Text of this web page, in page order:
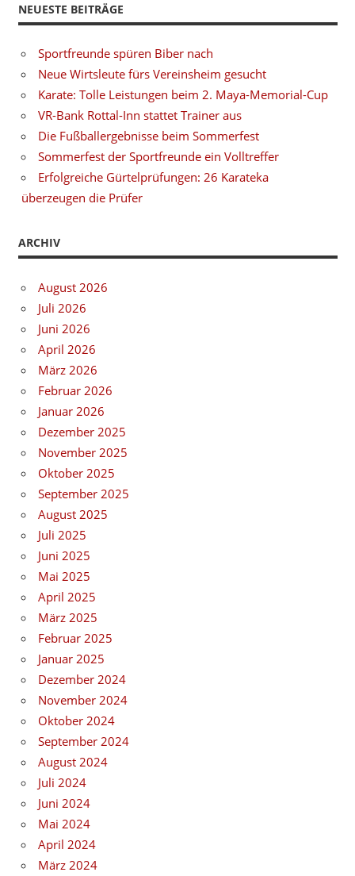
NEUESTE BEITRÄGE
Sportfreunde spüren Biber nach
Neue Wirtsleute fürs Vereinsheim gesucht
Karate: Tolle Leistungen beim 2. Maya-Memorial-Cup
VR-Bank Rottal-Inn stattet Trainer aus
Die Fußballergebnisse beim Sommerfest
Sommerfest der Sportfreunde ein Volltreffer
Erfolgreiche Gürtelprüfungen: 26 Karateka
überzeugen die Prüfer
ARCHIV
August 2026
Juli 2026
Juni 2026
April 2026
März 2026
Februar 2026
Januar 2026
Dezember 2025
November 2025
Oktober 2025
September 2025
August 2025
Juli 2025
Juni 2025
Mai 2025
April 2025
März 2025
Februar 2025
Januar 2025
Dezember 2024
November 2024
Oktober 2024
September 2024
August 2024
Juli 2024
Juni 2024
Mai 2024
April 2024
März 2024